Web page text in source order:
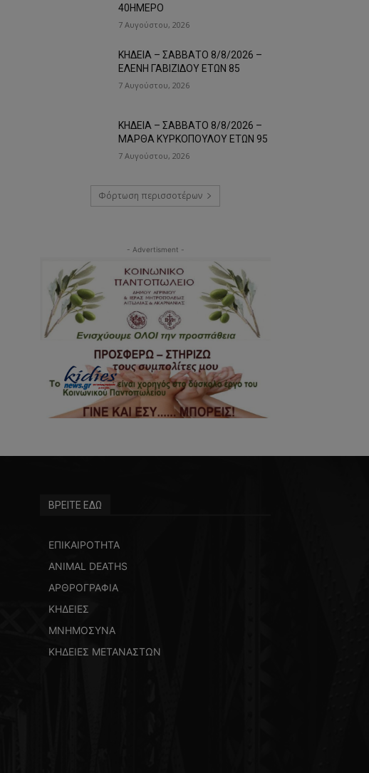
40ΗΜΕΡΟ
7 Αυγούστου, 2026
ΚΗΔΕΙΑ – ΣΑΒΒΑΤΟ 8/8/2026 –
ΕΛΕΝΗ ΓΑΒΙΖΙΔΟΥ ΕΤΩΝ 85
7 Αυγούστου, 2026
ΚΗΔΕΙΑ – ΣΑΒΒΑΤΟ 8/8/2026 –
ΜΑΡΘΑ ΚΥΡΚΟΠΟΥΛΟΥ ΕΤΩΝ 95
7 Αυγούστου, 2026
Φόρτωση περισσοτέρων
- Advertisment -
ΒΡΕΙΤΕ ΕΔΩ
ΕΠΙΚΑΙΡΟΤΗΤΑ
ANIMAL DEATHS
ΑΡΘΡΟΓΡΑΦΙΑ
ΚΗΔΕΙΕΣ
ΜΝΗΜΟΣΥΝΑ
ΚΗΔΕΙΕΣ ΜΕΤΑΝΑΣΤΩΝ